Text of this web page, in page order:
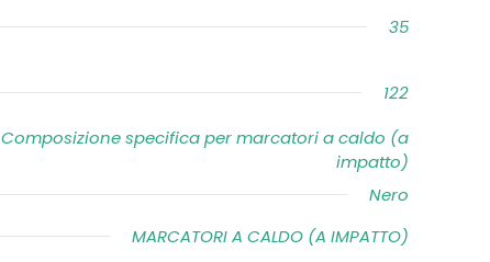
35
122
Composizione specifica per marcatori a caldo (a
impatto)
Nero
MARCATORI A CALDO (A IMPATTO)